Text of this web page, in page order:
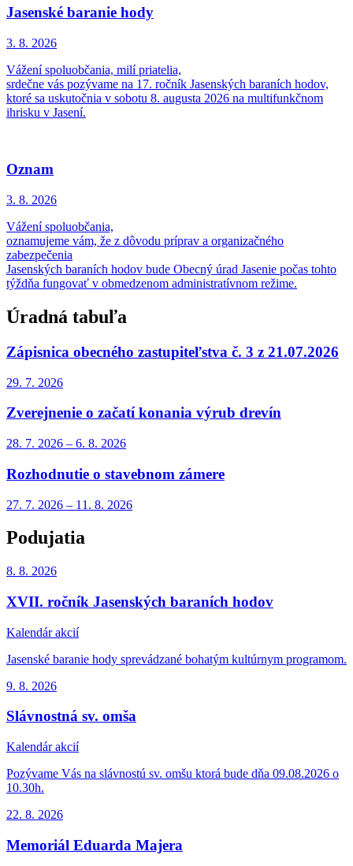
Jasenské baranie hody
3. 8. 2026
Vážení spoluobčania, milí priatelia,
srdečne vás pozývame na 17. ročník Jasenských baraních hodov,
ktoré sa uskutočnia v sobotu 8. augusta 2026 na multifunkčnom
ihrisku v Jasení.
Oznam
3. 8. 2026
Vážení spoluobčania,
oznamujeme vám, že z dôvodu príprav a organizačného
zabezpečenia
Jasenských baraních hodov bude Obecný úrad Jasenie počas tohto
týždňa fungovať v obmedzenom administratívnom režime.
Úradná tabuľa
Zápisnica obecného zastupiteľstva č. 3 z 21.07.2026
29. 7. 2026
Zverejnenie o začatí konania výrub drevín
28. 7. 2026 – 6. 8. 2026
Rozhodnutie o stavebnom zámere
27. 7. 2026 – 11. 8. 2026
Podujatia
8. 8. 2026
XVII. ročník Jasenských baraních hodov
Kalendár akcií
Jasenské baranie hody sprevádzané bohatým kultúrnym programom.
9. 8. 2026
Slávnostná sv. omša
Kalendár akcií
Pozývame Vás na slávnostú sv. omšu ktorá bude dňa 09.08.2026 o
10.30h.
22. 8. 2026
Memoriál Eduarda Majera